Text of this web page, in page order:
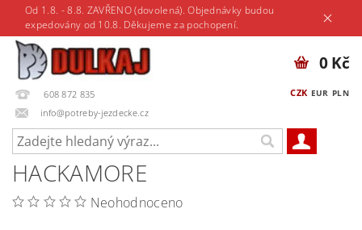
Od 1.8. - 8.8. ZAVŘENO (dovolená). Objednávky budou
expedovány od 10.8. Děkujeme za pochopení.
608 872 835
info@potreby-jezdecke.cz
CZK EUR PLN
0 Kč
HACKAMORE
Neohodnoceno